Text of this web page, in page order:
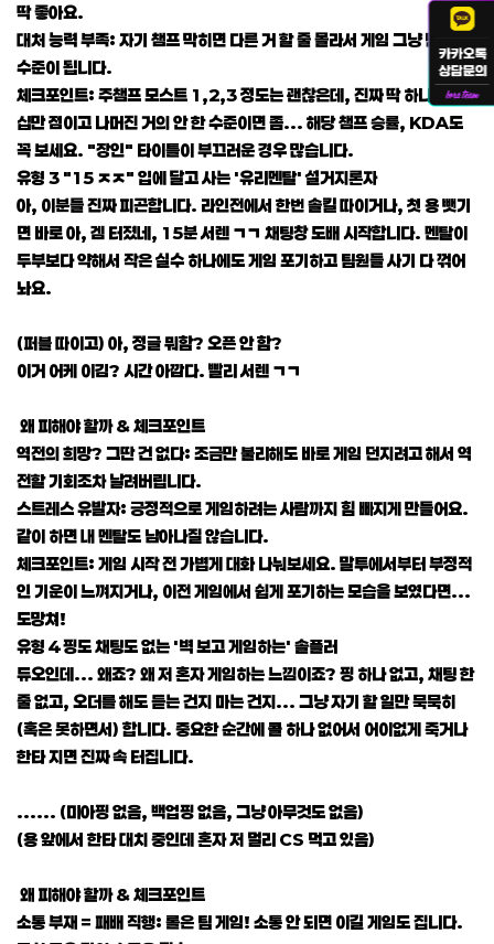
딱 좋아요.
대처 능력 부족: 자기 챔프 막히면 다른 거 할 줄 몰라서 게임 그냥 던지는
수준이 됩니다.
체크포인트: 주챔프 모스트 1,2,3 정도는 괜찮은데, 진짜 딱 하나만 수
십만 점이고 나머진 거의 안 한 수준이면 좀... 해당 챔프 승률, KDA도
꼭 보세요. "장인" 타이틀이 부끄러운 경우 많습니다.
유형 3 "15 ㅈㅈ" 입에 달고 사는 '유리멘탈' 설거지론자
아, 이분들 진짜 피곤합니다. 라인전에서 한번 솔킬 따이거나, 첫 용 뺏기
면 바로 아, 겜 터졌네, 15분 서렌 ㄱㄱ 채팅창 도배 시작합니다. 멘탈이
두부보다 약해서 작은 실수 하나에도 게임 포기하고 팀원들 사기 다 꺾어
놔요.
(퍼블 따이고) 아, 정글 뭐함? 오픈 안 함?
이거 어케 이김? 시간 아깝다. 빨리 서렌 ㄱㄱ
왜 피해야 할까 & 체크포인트
역전의 희망? 그딴 건 없다: 조금만 불리해도 바로 게임 던지려고 해서 역
전할 기회조차 날려버립니다.
스트레스 유발자: 긍정적으로 게임하려는 사람까지 힘 빠지게 만들어요.
같이 하면 내 멘탈도 남아나질 않습니다.
체크포인트: 게임 시작 전 가볍게 대화 나눠보세요. 말투에서부터 부정적
인 기운이 느껴지거나, 이전 게임에서 쉽게 포기하는 모습을 보였다면...
도망쳐!
유형 4 핑도 채팅도 없는 '벽 보고 게임하는' 솔플러
듀오인데... 왜죠? 왜 저 혼자 게임하는 느낌이죠? 핑 하나 없고, 채팅 한
줄 없고, 오더를 해도 듣는 건지 마는 건지... 그냥 자기 할 일만 묵묵히
(혹은 못하면서) 합니다. 중요한 순간에 콜 하나 없어서 어이없게 죽거나
한타 지면 진짜 속 터집니다.
...... (미아핑 없음, 백업핑 없음, 그냥 아무것도 없음)
(용 앞에서 한타 대치 중인데 혼자 저 멀리 CS 먹고 있음)
왜 피해야 할까 & 체크포인트
소통 부재 = 패배 직행: 롤은 팀 게임! 소통 안 되면 이길 게임도 집니다.